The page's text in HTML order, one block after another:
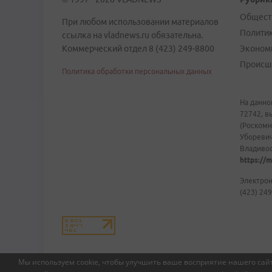
Мы используем cookie, чтобы улучшить ваше восприятие нашего
При любом использовании материалов
ссылка на vladnews.ru обязательна.
Коммерческий отдел 8 (423) 249-8800
Политика обработки персональных данных
На
72742,
https://
(423)